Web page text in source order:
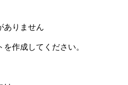
ありません
作成してください。